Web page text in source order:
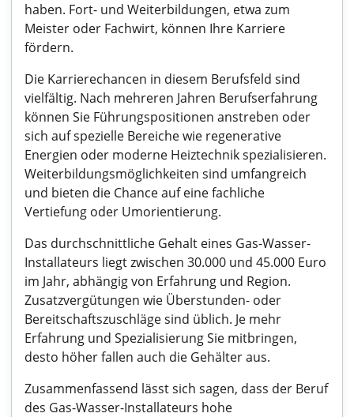
haben. Fort- und Weiterbildungen, etwa zum
Meister oder Fachwirt, können Ihre Karriere
fördern.
Die Karrierechancen in diesem Berufsfeld sind
vielfältig. Nach mehreren Jahren Berufserfahrung
können Sie Führungspositionen anstreben oder
sich auf spezielle Bereiche wie regenerative
Energien oder moderne Heiztechnik spezialisieren.
Weiterbildungsmöglichkeiten sind umfangreich
und bieten die Chance auf eine fachliche
Vertiefung oder Umorientierung.
Das durchschnittliche Gehalt eines Gas-Wasser-
Installateurs liegt zwischen 30.000 und 45.000 Euro
im Jahr, abhängig von Erfahrung und Region.
Zusatzvergütungen wie Überstunden- oder
Bereitschaftszuschläge sind üblich. Je mehr
Erfahrung und Spezialisierung Sie mitbringen,
desto höher fallen auch die Gehälter aus.
Zusammenfassend lässt sich sagen, dass der Beruf
des Gas-Wasser-Installateurs hohe